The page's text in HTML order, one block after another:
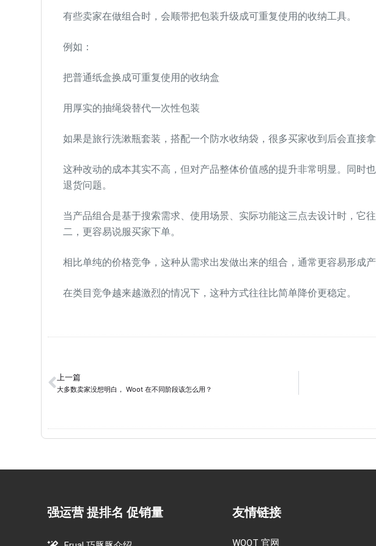
有些卖家在做组合时，会顺带把包装升级成可重复使用的收纳工具。
例如：
把普通纸盒换成可重复使用的收纳盒
用厚实的抽绳袋替代一次性包装
如果是旅行洗漱瓶套装，搭配一个防水收纳袋，很多买家收到后会直接拿
这种改动的成本其实不高，但对产品整体价值感的提升非常明显。同时
退货问题。
当产品组合是基于搜索需求、使用场景、实际功能这三点去设计时，它
二，更容易说服买家下单。
相比单纯的价格竞争，这种从需求出发做出来的组合，通常更容易形成产
在类目竞争越来越激烈的情况下，这种方式往往比简单降价更稳定。
上一篇
大多数卖家没想明白， Woot 在不同阶段该怎么用？
强运营 提排名 促销量 友情链接
WOOT 官网